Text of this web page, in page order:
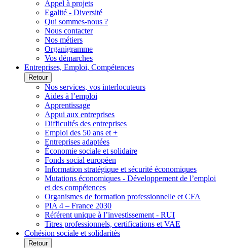
Appel à projets
Egalité - Diversité
Qui sommes-nous ?
Nous contacter
Nos métiers
Organigramme
Vos démarches
Entreprises, Emploi, Compétences
Retour
Nos services, vos interlocuteurs
Aides à l’emploi
Apprentissage
Appui aux entreprises
Difficultés des entreprises
Emploi des 50 ans et +
Entreprises adaptées
Économie sociale et solidaire
Fonds social européen
Information stratégique et sécurité économiques
Mutations économiques - Développement de l’emploi
et des compétences
Organismes de formation professionnelle et CFA
PIA 4 – France 2030
Référent unique à l’investissement - RUI
Titres professionnels, certifications et VAE
Cohésion sociale et solidarités
Retour